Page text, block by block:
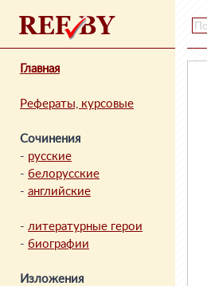
Главная
Рефераты, курсовые
Сочинения
- русские
- белорусские
- английские
- литературные герои
- биографии
Изложения